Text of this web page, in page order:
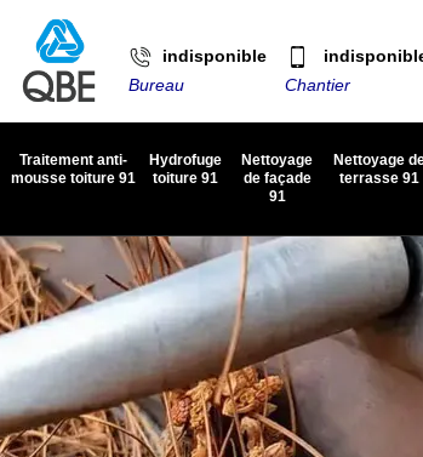
indisponible
Bureau
Chantier
Traitement anti-
mousse toiture 91
Hydrofuge
toiture 91
Nettoyage
de façade
91
Nettoyage
terrasse 91